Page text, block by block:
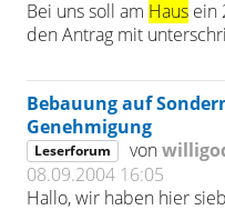
Bei uns soll am Haus ein
den Antrag mit
Bebauung auf
Genehmigung
Leserforum von
08.09.2004 16:05
Hallo, wir haben hier